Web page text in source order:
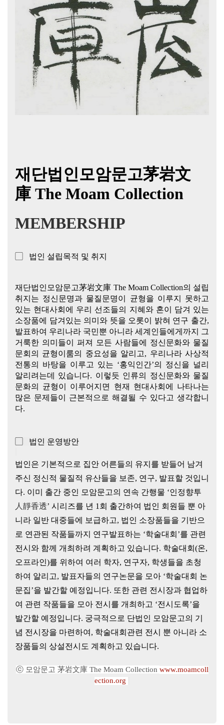
재단법인모암문고茅岩文
庫 The Moam Collection
MEMBERSHIP
▢ 법인 설립목적 및 취지
재단법인모암문고茅岩文庫 The Moam Collection의 설립
취지는 정신문명과 물질문명이 균형을 이루지 못하고
있는 현대사회에 우리 선조들의 지혜와 혼이 담겨 있는
소장품에 담겨있는 의미와 뜻을 오롯이 밝혀 연구 출간,
발표하여 우리나라 국민뿐 아니라 세계인들에게까지 그
거룩한 의미들이 퍼져 모든 사람들에 정신문화와 물질
문회의 균형이룸의 중요성을 알리고, 우리나라 사상적
전통의 바탕을 이루고 있는 ‘홍익인간’의 정신을 널리
알리려는데 있습니다. 이렇듯 인류의 정신문화와 물질
문화의 균형이 이루어지면 현재 현대사회에 나타나는
많은 문제들이 근본적으로 해결될 수 있다고 생각합니
다.
▢ 법인 운영방안
법인은 기본적으로 집안 어른들의 유지를 받들어 남겨
주신 정신적 물질적 유산들을 보존, 연구, 발표할 것입니
다. 이미 출간 중인 모암문고의 연속 간행물 ‘인정향투
人靜香透’ 시리즈를 년 1회 출간하여 법인 회원들 뿐 아
니라 일반 대중들에 보급하고, 법인 소장품들을 기반으
로 연관된 작품들까지 연구발표하는 ‘학술대회’를 관련
전시와 함께 개최하려 계획하고 있습니다. 학술대회(온,
오프라인)를 위하여 여러 학자, 연구자, 학생들을 초청
하여 알리고, 발표자들의 연구논문을 모아 ‘학술대회 논
문집’을 발간할 예정입니다. 또한 관련 전시장과 협업하
여 관련 작품들을 모아 전시를 개최하고 ‘전시도록’을
발간할 예정입니다. 궁극적으로 단법인 모암문고의 기
념 전시장을 마련하여, 학술대회관련 전시 뿐 아니라 소
장품들의 상설전시도 계획하고 있습니다.
ⓒ 모암문고 茅岩文庫 The Moam Collection www.moamcoll
ection.org